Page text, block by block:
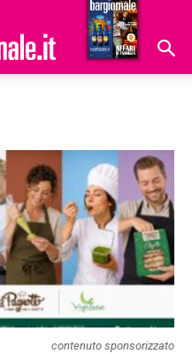
Hoteldomani
contenuto sponsorizzato